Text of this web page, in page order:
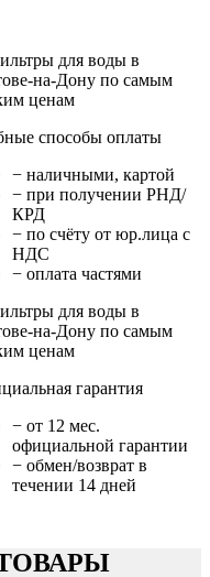
способы оплаты
− наличными, картой
− при получении РНД/
КРД
− по счёту от юр.лица с
НДС
− оплата частями
гарантия
− от 12 мес.
официальной гарантии
− обмен/возврат в
течении 14 дней